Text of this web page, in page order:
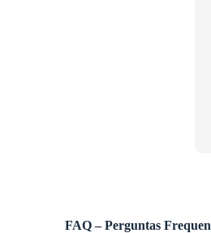
FAQ – Perguntas